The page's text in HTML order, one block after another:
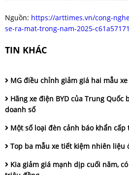
Nguồn: https://arttimes.vn/cong-
se-ra-mat-trong-nam-2025-
TIN KHÁC
MG điều chỉnh giảm giá hai mẫu
Hãng xe điện BYD của Trung
doanh số
Một số loại đèn cảnh báo khẩn
Top ba mẫu xe tiết kiệm nhiên liệu
Kia giảm giá mạnh dịp cuối năm,